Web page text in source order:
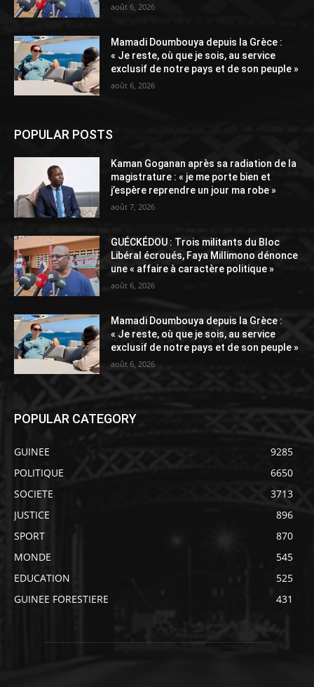
août 6, 2026
Mamadi Doumbouya depuis la Grèce :
« Je reste, où que je sois, au service
exclusif de notre pays et de son peuple »
août 6, 2026
POPULAR POSTS
Kaman Goganan après sa radiation de la
magistrature : « je me porte bien et
j’espère reprendre un jour ma robe »
août 7, 2026
GUÉCKÉDOU : Trois militants du Bloc
Libéral écroués, Faya Millimono dénonce
une « affaire à caractère politique »
août 6, 2026
Mamadi Doumbouya depuis la Grèce :
« Je reste, où que je sois, au service
exclusif de notre pays et de son peuple »
août 6, 2026
POPULAR CATEGORY
GUINEE
9285
POLITIQUE
6650
SOCIETE
3713
JUSTICE
896
SPORT
870
MONDE
545
EDUCATION
525
GUINEE FORESTIERE
431